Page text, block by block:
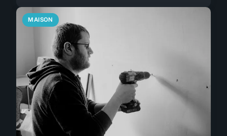
MAISON